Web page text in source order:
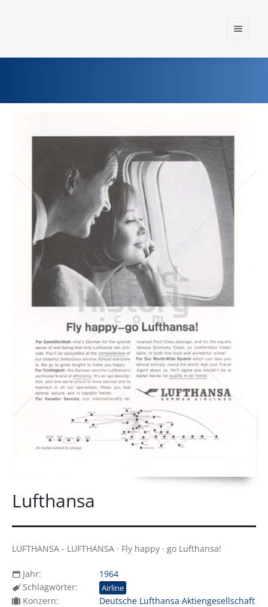
Konzerne
Epoche
Lufthansa
LUFTHANSA - LUFTHANSA · Fly happy · go Lufthansa!
Jahr:
1964
Schlagwörter:
Airline
Konzern:
Deutsche Lufthansa Aktiengesellschaft